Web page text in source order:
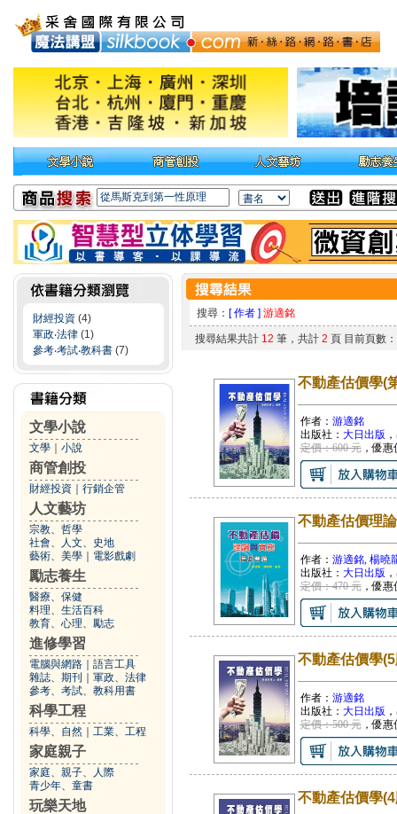
財經投資 (4)
軍政‧法律 (1)
參考‧考試‧教科書 (7)
文學小說
文學 小說
商管創投
財經投資 行銷企管
人文藝坊
宗教、哲學
社會、人文、史地
藝術、美學
電影戲劇
勵志養生
醫療、保健
料理、生活百科
教育、心理、勵志
進修學習
電腦與網路
語言工具
雜誌、期刊
軍政、法律
參考、考試、教科用書
科學工程
科學、自然 工業、工程
家庭親子
家庭、親子、人際
青少年、童書
玩樂天地
搜尋： [ 作者 ] 游適銘
搜尋結果共計 12 筆，共計 2 頁 目前頁數
不動產估價學(
作者： 游適銘
出版社： 大日出版
定價：600 元，優惠
不動產估價理
作者： 游適銘, 楊曉
出版社： 大日出版
定價：470 元，優惠
不動產估價學
作者： 游適銘
出版社： 大日出版
定價：500 元，優惠
不動產估價學